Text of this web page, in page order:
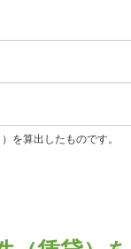
を算出したものです。